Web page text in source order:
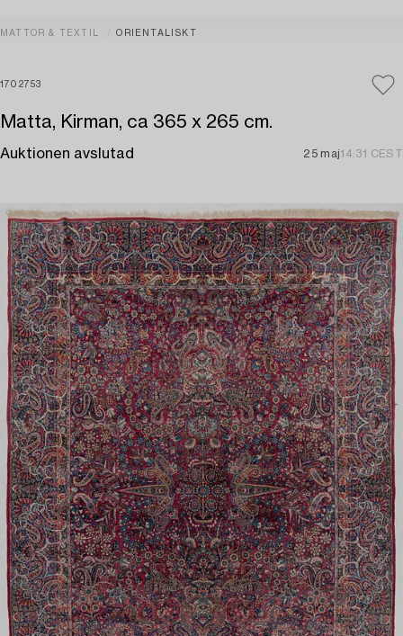
MATTOR & TEXTIL ORIENTALISKT
1702753
Matta, Kirman, ca 365 x 265 cm.
Auktionen avslutad 25 maj14:31 CEST